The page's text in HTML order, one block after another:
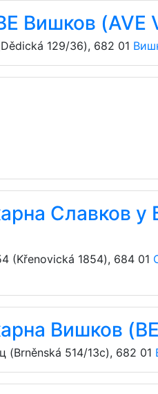
Вишков (AVE
129/36), 682 01
Славков у
(Křenovická 1854), 684 01
Вишков
(Brněnská 514/13c), 682 01